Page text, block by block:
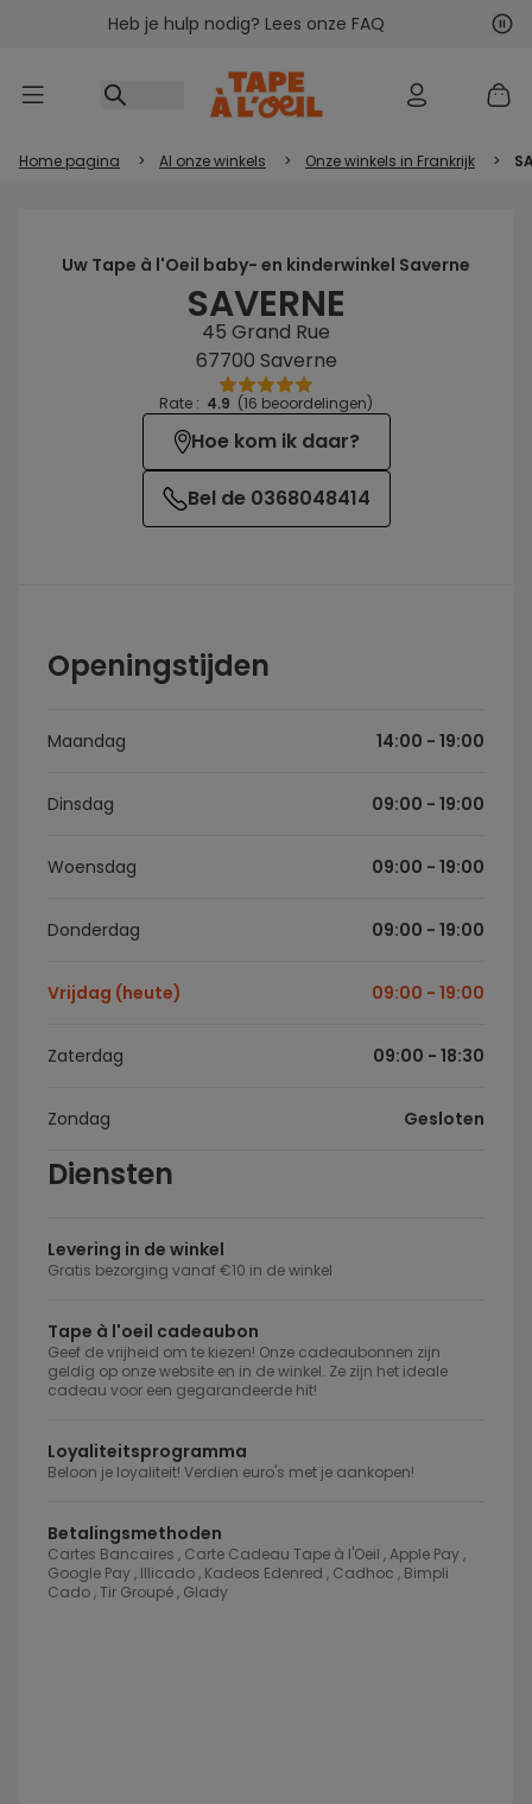
Ga naar inhoudHeb je hulp nodig? Lees onze FAQ
Home pagina > Al onze winkels > Onze winkels in Frankrijk >
Uw Tape à l'Oeil baby- en kinderwinkel Saverne
SAVERNE
45 Grand Rue
67700 Saverne
Rate : 4.9 (16 beoordelingen)
Hoe kom ik daar?
Bel de 0368048414
Openingstijden
Maandag 14:00 - 19:00
Dinsdag 09:00 - 19:00
Woensdag 09:00 - 19:00
Donderdag 09:00 - 19:00
Vrijdag (heute) 09:00 - 19:00
Zaterdag 09:00 - 18:30
Zondag Gesloten
Diensten
Levering in de winkel
Gratis bezorging vanaf €10 in de winkel
Tape à l'oeil cadeaubon
Geef de vrijheid om te kiezen! Onze cadeaubonnen zijn
geldig op onze website en in de winkel. Ze zijn het ideale
cadeau voor een gegarandeerde hit!
Loyaliteitsprogramma
Beloon je loyaliteit! Verdien euro's met je aankopen!
Betalingsmethoden
Cartes Bancaires , Carte Cadeau Tape à l'Oeil , Apple Pay ,
Google Pay , Illicado , Kadeos Edenred , Cadhoc , Bimpli
Cado , Tir Groupé , Glady